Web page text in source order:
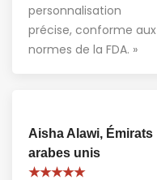
personnalisation
précise, conforme aux
normes de la FDA. »
Aisha Alawi, Émirats
arabes unis
★★★★★